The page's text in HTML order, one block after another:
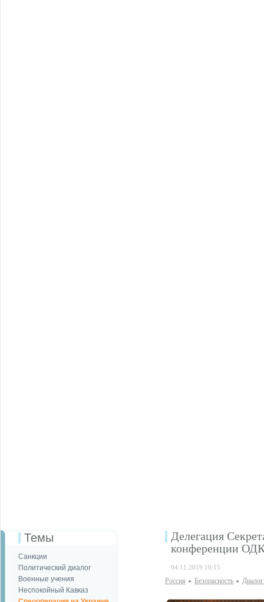
Темы
Санкции
Политический диалог
Военные учения
Неспокойный Кавказ
Делегация
конференции
04.11.2019 10:15
Россия Безопаcность